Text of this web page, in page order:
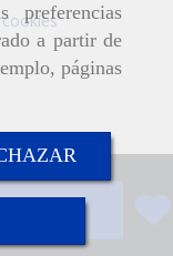
preferencias
a partir de
páginas